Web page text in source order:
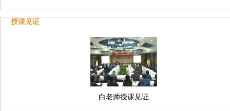
授课见证
白老师授课见证